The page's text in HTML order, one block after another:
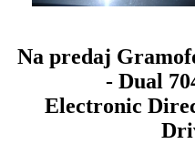
Na predaj
- Dual
Electronic